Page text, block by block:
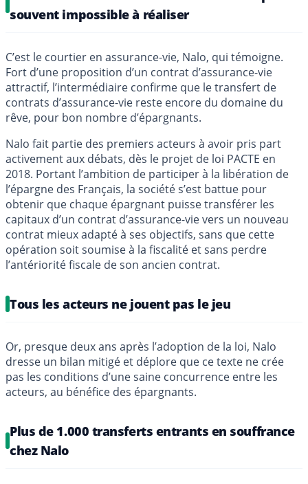
souvent impossible à réaliser
C’est le courtier en assurance-vie, Nalo, qui témoigne.
Fort d’une proposition d’un contrat d’assurance-vie
attractif, l’intermédiaire confirme que le transfert de
contrats d’assurance-vie reste encore du domaine du
rêve, pour bon nombre d’épargnants.
Nalo fait partie des premiers acteurs à avoir pris part
activement aux débats, dès le projet de loi PACTE en
2018. Portant l’ambition de participer à la libération de
l’épargne des Français, la société s’est battue pour
obtenir que chaque épargnant puisse transférer les
capitaux d’un contrat d’assurance-vie vers un nouveau
contrat mieux adapté à ses objectifs, sans que cette
opération soit soumise à la fiscalité et sans perdre
l’antériorité fiscale de son ancien contrat.
Tous les acteurs ne jouent pas le jeu
Or, presque deux ans après l’adoption de la loi, Nalo
dresse un bilan mitigé et déplore que ce texte ne crée
pas les conditions d’une saine concurrence entre les
acteurs, au bénéfice des épargnants.
Plus de 1.000 transferts entrants en souffrance
chez Nalo